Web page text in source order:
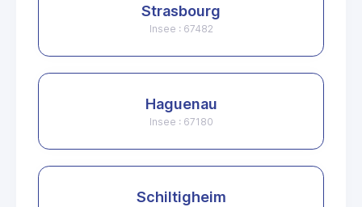
Strasbourg
Insee : 67482
Haguenau
Insee : 67180
Schiltigheim